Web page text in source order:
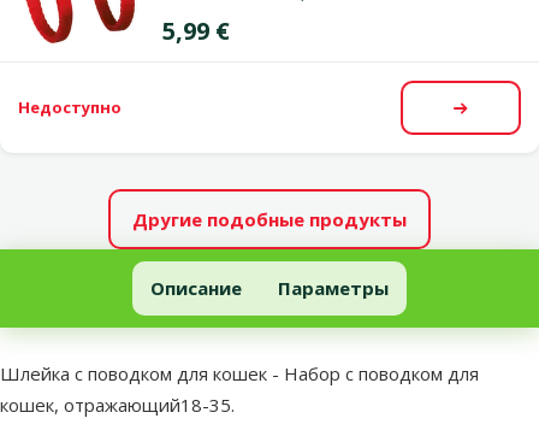
Цена
5,99 €
Недоступно
Другие подобные продукты
Шлейка с поводком для кошек - Набор с поводком для
Описание Параметры
В начало страницы
superzoo.product.detail.content
Шлейка с поводком для кошек - Набор с поводком для
кошек, отражающий18-35.